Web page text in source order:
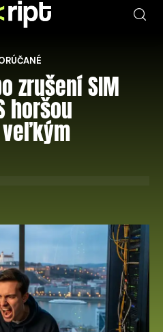
zrušení SIM
horšou